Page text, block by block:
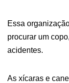
Essa
procurar um
acidentes.
As xícaras e